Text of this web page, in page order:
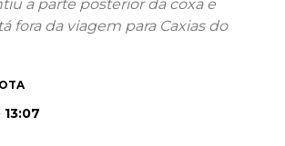
a parte posterior da coxa e
fora da viagem para Caxias do